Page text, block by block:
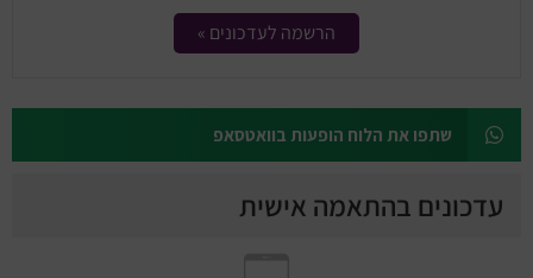
חופשה והופעה
הרשמה לעדכונים »
שתפו את הלוח הופעות בוואטסאפ
עדכונים בהתאמה אישית